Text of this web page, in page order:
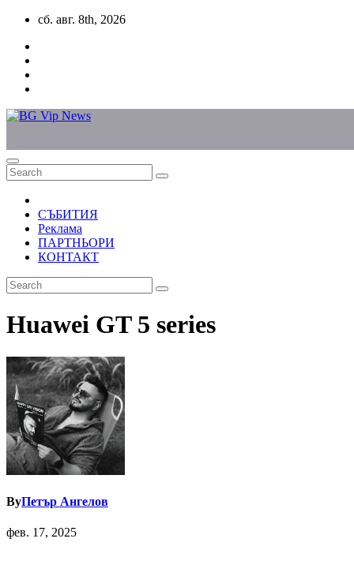
Skip
content
сб. авг. 8th, 2026
СЪБИТИЯ
Реклама
ПАРТНЬОРИ
КОНТАКТ
Huawei GT 5 series
ByПетър Ангелов
фев. 17, 2025